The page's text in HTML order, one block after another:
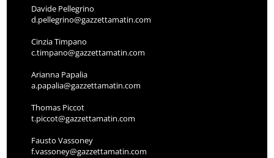
Davide Pellegrino
d.pellegrino@gazzettamatin.com
Cinzia Timpano
c.timpano@gazzettamatin.com
Arianna Papalia
a.papalia@gazzettamatin.com
Thomas Piccot
t.piccot@gazzettamatin.com
Fausto Vassoney
f.vassoney@gazzettamatin.com